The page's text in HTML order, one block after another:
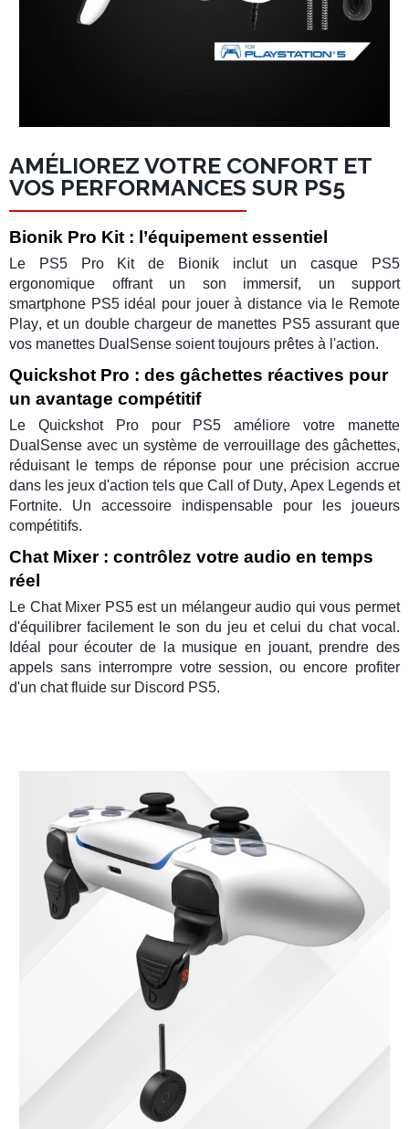
AMÉLIOREZ VOTRE CONFORT ET
VOS PERFORMANCES SUR PS5
Bionik Pro Kit : l’équipement essentiel
Le PS5 Pro Kitde Bionik inclut uncasque PS5
ergonomique offrant un son immersif, un support
smartphone PS5idéal pour jouer à distance via le Remote
Play, et un double chargeur de manettes PS5assurant que
vos manettes DualSense soient toujours prêtes à l'action.
Quickshot Pro : des gâchettes réactives pour
un avantage compétitif
Le Quickshot Pro pour PS5 améliore votre manette
DualSense avec un système de verrouillage des gâchettes,
réduisant le temps de réponse pour une précision accrue
dans les jeux d'action tels que Call of Duty, Apex Legends et
Fortnite. Un accessoire indispensable pour les joueurs
compétitifs.
Chat Mixer : contrôlez votre audio en temps
réel
Le Chat Mixer PS5est un mélangeur audio qui vous permet
d'équilibrer facilement le son du jeu et celui du chat vocal.
Idéal pour écouter de la musique en jouant, prendre des
appels sans interrompre votre session, ou encore profiter
d'un chat fluide sur Discord PS5.